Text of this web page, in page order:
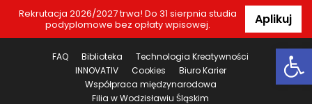
Rekrutacja 2026/2027 trwa! Do 31 sierpnia studia
podyplomowe bez opłaty wpisowej.
Aplikuj
FAQ Biblioteka
Technologia Kreatywności
INNOVATIV
Cookies
Biuro Karier
Współpraca międzynarodowa
Filia w Wodzisławiu Śląskim